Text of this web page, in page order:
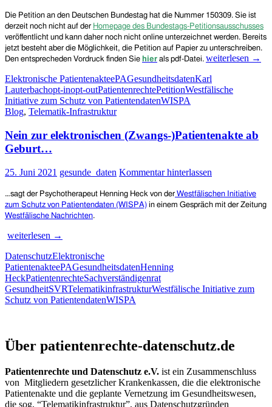
Die Petition an den Deutschen Bundestag hat die Nummer 150309. Sie ist
derzeit noch nicht auf der Homepage des Bundestags-Petitionsausschusses
veröffentlicht und kann daher noch nicht online unterzeichnet werden. Bereits
jetzt besteht aber die Möglichkeit, die Petition auf Papier zu unterschreiben.
Den entsprecheden Vordruck finden Sie hier als pdf-Datei. Bundestags-
gegen
die
Regelung
(ePA)
gestartet
weiterlesen →
Elektronische PatientenakteePAGesundheitsdatenKarl
Lauterbachopt-inopt-outPatientenrechtePetitionWestfälische
Initiative zum Schutz von PatientendatenWISPA
Blog, Telematik-Infrastruktur
Nein zur elektronischen (Zwangs-)Patientenakte ab
Geburt…
25. Juni 2021 gesunde_daten Kommentar hinterlassen
…sagt der Psychotherapeut Henning Heck von der Westfälischen Initiative
zum Schutz von Patientendaten (WISPA) in einem Gespräch mit der Zeitung
Westfälische Nachrichten.
Nein
elektronischen
(Zwangs-)Patientenakte
ab
Geburt…
weiterlesen →
DatenschutzElektronische
PatientenakteePAGesundheitsdatenHenning
HeckPatientenrechteSachverständigenrat
GesundheitSVRTelematikinfrastrukturWestfälische Initiative zum
Schutz von PatientendatenWISPA
Patientenrechte und Datenschutz e.V.
Über patientenrechte-datenschutz.de
Patientenrechte und Datenschutz e.V. ist ein Zusammenschluss
von Mitgliedern gesetzlicher Krankenkassen, die die elektronische
Patientenakte und die geplante Vernetzung im Gesundheitswesen,
die sog. “Telematikinfrastruktur”, aus Datenschutzgründen